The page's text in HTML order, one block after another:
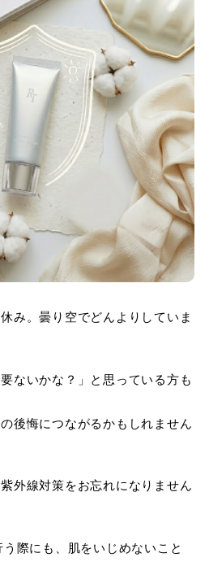
み。曇り空でどんよりしていま
ないかな？」と思っている方も
後悔につながるかもしれません
外線対策をお忘れになりません
際にも、肌をいじめないこと